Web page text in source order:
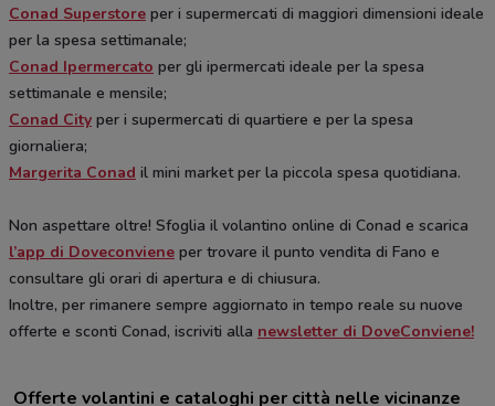
Conad Superstore per i supermercati di maggiori dimensioni ideale
per la spesa settimanale;
Conad Ipermercato per gli ipermercati ideale per la spesa
settimanale e mensile;
Conad City per i supermercati di quartiere e per la spesa
giornaliera;
Margerita Conad il mini market per la piccola spesa quotidiana.
Non aspettare oltre! Sfoglia il volantino online di Conad e scarica
l’app di Doveconviene per trovare il punto vendita di Fano e
consultare gli orari di apertura e di chiusura.
Inoltre, per rimanere sempre aggiornato in tempo reale su nuove
offerte e sconti Conad, iscriviti alla newsletter di DoveConviene!
Offerte volantini e cataloghi per città nelle vicinanze